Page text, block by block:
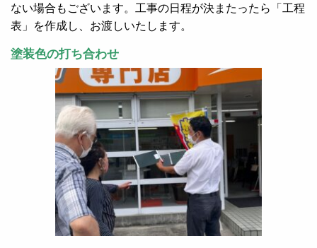
ない場合もございます。工事の日程が決またったら「工程
表」を作成し、お渡しいたします。
塗装色の打ち合わせ